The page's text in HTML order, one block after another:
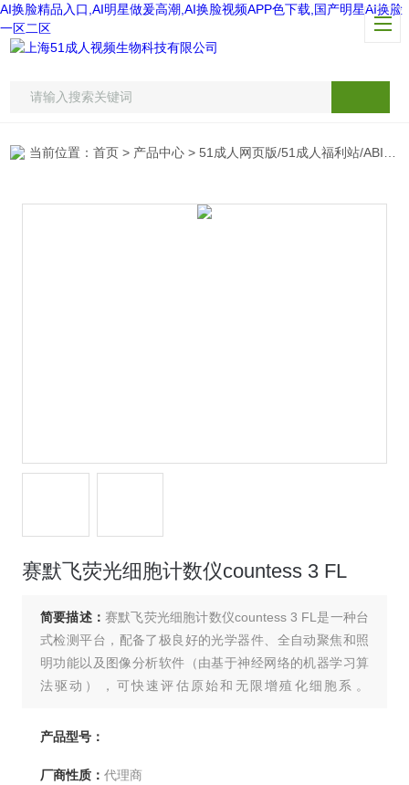
AI换脸精品入口,AI明星做爰高潮,AI换脸视频APP色下载,国产明星AI换脸
一区二区
当前位置：首页 > 产品中心 >51成人网页版/51成人福利站/ABI仪器专区
赛默飞荧光细胞计数仪countess 3 FL
简要描述：赛默飞荧光细胞计数仪countess 3 FL是一种台
式检测平台，配备了极良好的光学器件、全自动聚焦和照
明功能以及图像分析软件（由基于神经网络的机器学习算
法驱动），可快速评估原始和无限增殖化细胞系。
灵活性（亮场和两个可选荧光通道），使研究人员能够计
力。
产品型号：
厂商性质： 代理商